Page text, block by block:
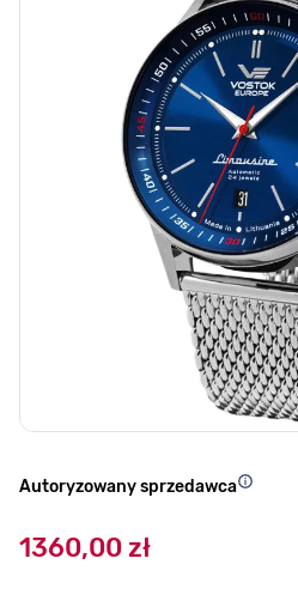
Autoryzowany sprzedawca
1360,00 zł